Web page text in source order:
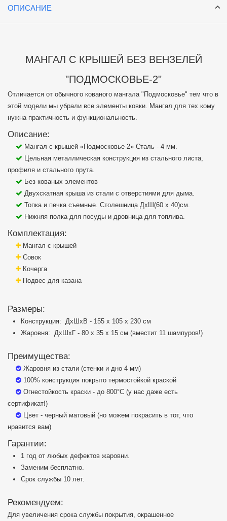
ОПИСАНИЕ
МАНГАЛ С КРЫШЕЙ БЕЗ ВЕНЗЕЛЕЙ
"ПОДМОСКОВЬЕ-2"
Отличается от обычного кованого мангала "Подмосковье" тем что в
этой модели мы убрали все элементы ковки. Мангал для тех кому
нужна практичность и функциональность.
Описание:
Мангал с крышей «Подмосковье-2» Сталь - 4 мм.
Цельная металлическая конструкция из стального листа,
профиля и стального прута.
Без кованых элементов
Двухскатная крыша из стали с отверстиями для дыма.
Топка и печка съемные. Столешница ДхШ(60 х 40)см.
Нижняя полка для посуды и дровница для топлива.
Комплектация:
Мангал с крышей
Совок
Кочерга
Подвес для казана
Размеры:
Конструкция: ДхШхВ - 155 х 105 х 230 см
Жаровня: ДхШхГ - 80 х 35 х 15 см (вместит 11 шампуров!)
Преимущества:
Жаровня из стали (стенки и дно 4 мм)
100% конструкция покрыто термостойкой краской
Огнестойкость краски - до 800°C (у нас даже есть
сертификат!)
Цвет - черный матовый (но можем покрасить в тот, что
нравится вам)
Гарантии:
1 год от любых дефектов жаровни.
Заменим бесплатно.
Срок службы 10 лет.
Рекомендуем:
Для увеличения срока службы покрытия, окрашенное